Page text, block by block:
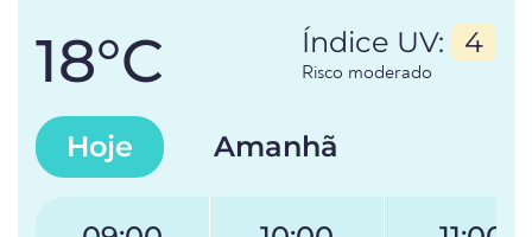
18°C Índice UV: 4
Risco moderado
Hoje Amanhã